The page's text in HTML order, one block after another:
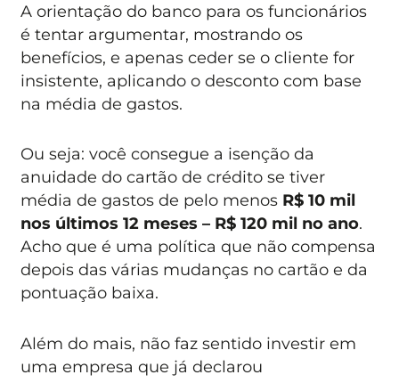
A orientação do banco para os funcionários
é tentar argumentar, mostrando os
benefícios, e apenas ceder se o cliente for
insistente, aplicando o desconto com base
na média de gastos.
Ou seja: você consegue a isenção da
anuidade do cartão de crédito se tiver
média de gastos de pelo menos R$ 10 mil
nos últimos 12 meses – R$ 120 mil no ano.
Acho que é uma política que não compensa
depois das várias mudanças no cartão e da
pontuação baixa.
Além do mais, não faz sentido investir em
uma empresa que já declarou